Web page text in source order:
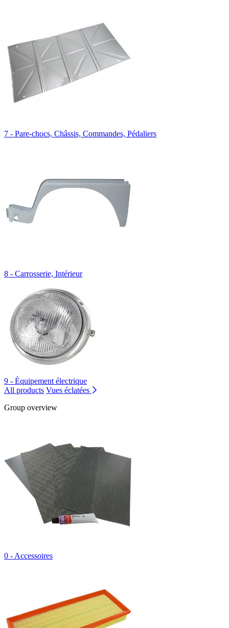
7 - Pare-chocs, Châssis, Commandes, Pédaliers
8 - Carrosserie, Intérieur
9 - Équipement électrique
All products Vues éclatées
Group overview
0 - Accessoires